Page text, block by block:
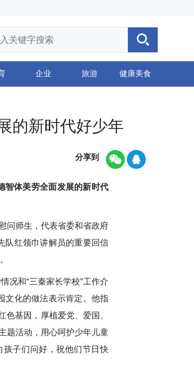
企业 旅游 健康美食
的新时代好少年
分享到
智体美劳全面发展的新时代
问师生，代表省委和省政府
队红领巾讲解员的重要回信
况和“三秦家长学校”工作介
文化的做法表示肯定。他指
基因，厚植爱党、爱国、
题活动，用心呵护少年儿童
子们问好，祝他们节日快